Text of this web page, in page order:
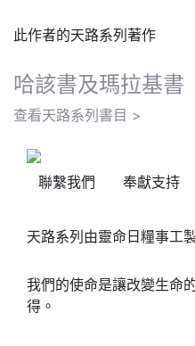
此作者的天路系列著作
哈該書及瑪拉基書
查看天路系列書目 >
聯繫我們 奉獻支持
天路系列由靈命日糧事工
我們的使命是讓改變生命
得。